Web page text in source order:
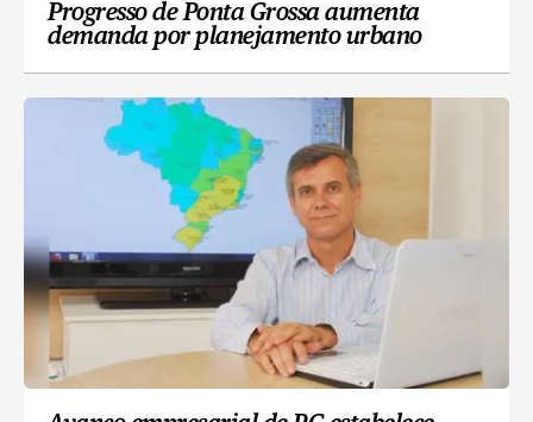
Progresso de Ponta Grossa aumenta
demanda por planejamento urbano